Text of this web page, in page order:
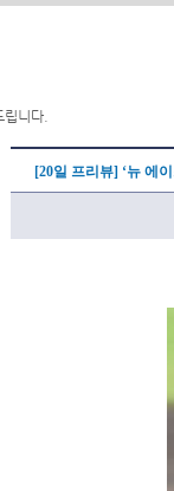
니다.
[20일 프리뷰] ‘뉴 에